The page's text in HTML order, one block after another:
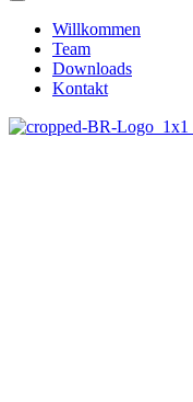
Willkommen
Team
Downloads
Kontakt